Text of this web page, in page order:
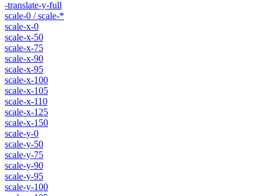
-translate-y-full
scale-0 / scale-*
scale-x-0
scale-x-50
scale-x-75
scale-x-90
scale-x-95
scale-x-100
scale-x-105
scale-x-110
scale-x-125
scale-x-150
scale-y-0
scale-y-50
scale-y-75
scale-y-90
scale-y-95
scale-y-100